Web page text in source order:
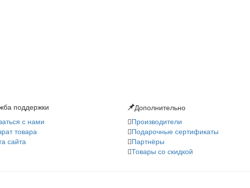
поддержки
с нами
товара
сайта
Дополнительно
Производители
Подарочные сертификаты
Партнёры
Товары со скидкой